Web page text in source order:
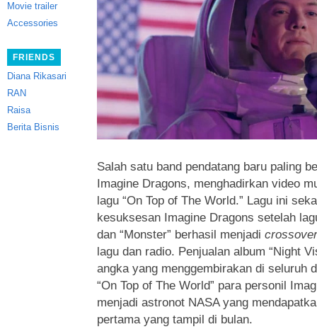
Movie trailer
Accessories
FRIENDS
Diana Rikasari
RAN
Raisa
Berita Bisnis
Salah satu band pendatang baru paling
Imagine Dragons, menghadirkan video
lagu “On Top of The World.” Lagu ini
kesuksesan Imagine Dragons setelah
dan “Monster” berhasil menjadi
lagu dan radio. Penjualan album “Night
angka yang menggembirakan di seluruh
“On Top of The World” para personil
menjadi astronot NASA yang
pertama yang tampil di bulan.